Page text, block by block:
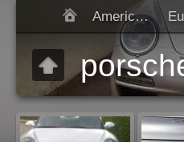
Americaines